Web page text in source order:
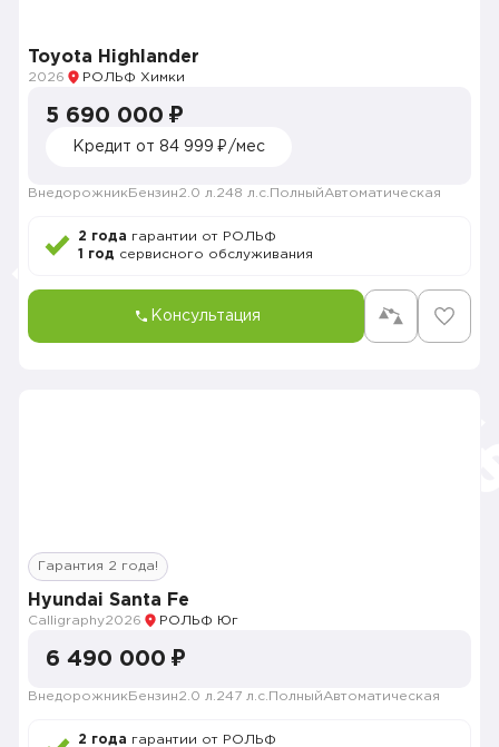
Toyota Highlander
2026 РОЛЬФ Химки
5 690 000 ₽
Кредит от 84 999 ₽/мес
Внедорожник Бензин2.0 л. 248 л.с. ПолныйАвтоматическая
2 года гарантии от РОЛЬФ
1 год сервисного обслуживания
Консультация
Гарантия 2 года!
Hyundai Santa Fe
Calligraphy2026 РОЛЬФ Юг
6 490 000 ₽
Внедорожник Бензин2.0 л. 247 л.с. ПолныйАвтоматическая
2 года гарантии от РОЛЬФ